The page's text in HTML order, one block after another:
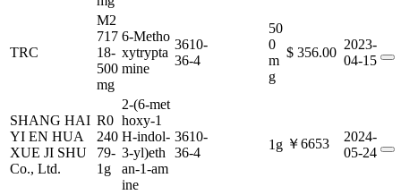
TRC
M2
717
18-
500
mg
6-Metho
xytrypta
mine
3610-
36-4
50
0
m
g
$ 356.00
2023-
04-15
SHANG HAI
YI EN HUA
XUE JI SHU
Co., Ltd.
R0
240
79-
1g
2-(6-met
hoxy-1
H-indol-
3-yl)eth
an-1-am
ine
3610-
36-4
1g ￥6653
2024-
05-24